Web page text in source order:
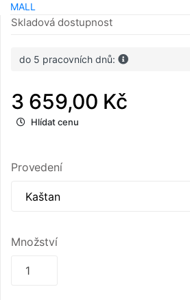
MALL
Skladová dostupnost
do 5 pracovních dnů:
3 659,00 Kč
Hlídat cenu
Provedení
Množství